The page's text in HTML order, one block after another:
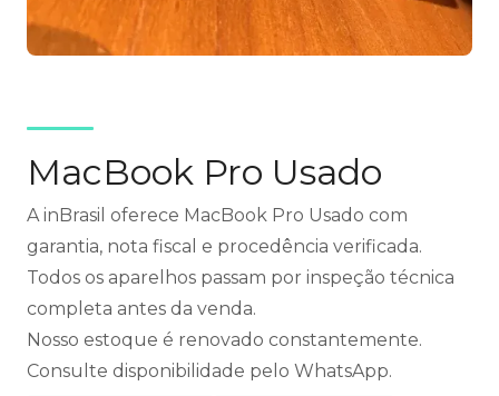
MacBook Pro Usado
A inBrasil oferece MacBook Pro Usado com
garantia, nota fiscal e procedência verificada.
Todos os aparelhos passam por inspeção técnica
completa antes da venda.
Nosso estoque é renovado constantemente.
Consulte disponibilidade pelo WhatsApp.